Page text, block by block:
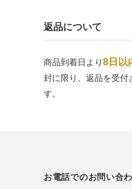
返品について
商品到着日より8日以
封に限り、返品を受付
す。
お電話でのお問い合